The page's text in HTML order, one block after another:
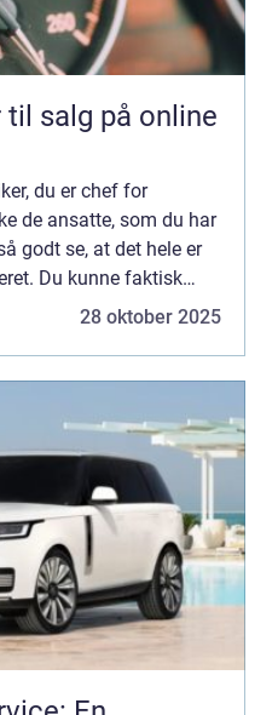
til salg på online
du er chef for
de ansatte, som du har
godt se, at det hele er
Du kunne faktisk
må...
28 oktober 2025